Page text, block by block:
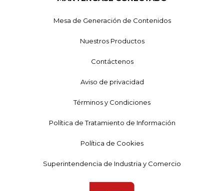
Mesa de Generación de Contenidos
Nuestros Productos
Contáctenos
Aviso de privacidad
Términos y Condiciones
Política de Tratamiento de Información
Política de Cookies
Superintendencia de Industria y Comercio